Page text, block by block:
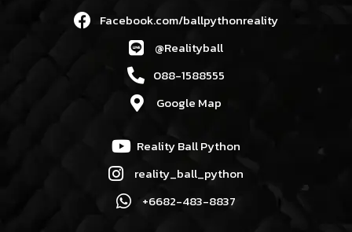
Facebook.com/ballpythonreality
@Realityball
088-1588555
Google Map
Reality Ball Python
reality_ball_python
+6682-483-8837